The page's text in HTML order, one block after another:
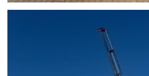
Noleggio, amministrazione e assistenza:
Rag.Nunzio Tedesco 3357483604